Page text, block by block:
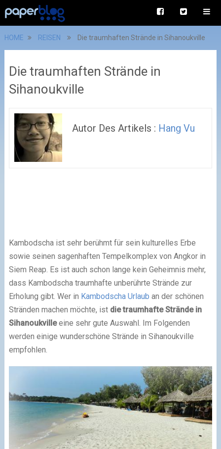
HOME REISEN Die traumhaften Strände in Sihanoukville
Die traumhaften Strände in
Sihanoukville
Autor Des Artikels : Hang Vu
Kambodscha ist sehr berühmt für sein kulturelles Erbe
sowie seinen sagenhaften Tempelkomplex von Angkor in
Siem Reap. Es ist auch schon lange kein Geheimnis mehr,
dass Kambodscha traumhafte unberührte Strände zur
Erholung gibt. Wer in Kambodscha Urlaub an der schönen
Stränden machen möchte, ist die traumhafte Strände in
Sihanoukvilleeine sehr gute Auswahl. Im Folgenden
werden einige wunderschöne Strände in Sihanoukville
empfohlen.